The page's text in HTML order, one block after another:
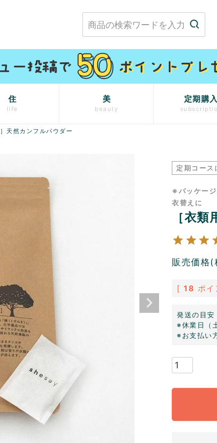
住
life
美
beauty
定期購
天然カンフルパウダー
定期コース
※パッケー
衣替えに
［衣
販売価格(
[ 18 ポ
発送の目安
※休業日（
※お支払い